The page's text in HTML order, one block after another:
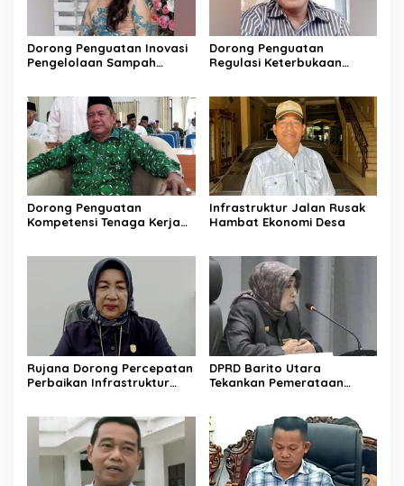
Dorong Penguatan Inovasi
Pengelolaan Sampah
Dorong Penguatan
Regulasi Keterbukaan
Dorong Penguatan
Kompetensi Tenaga Kerja
Infrastruktur Jalan Rusak
Hambat Ekonomi Desa
Rujana Dorong Percepatan
Perbaikan Infrastruktur
DPRD Barito Utara
Tekankan Pemerataan